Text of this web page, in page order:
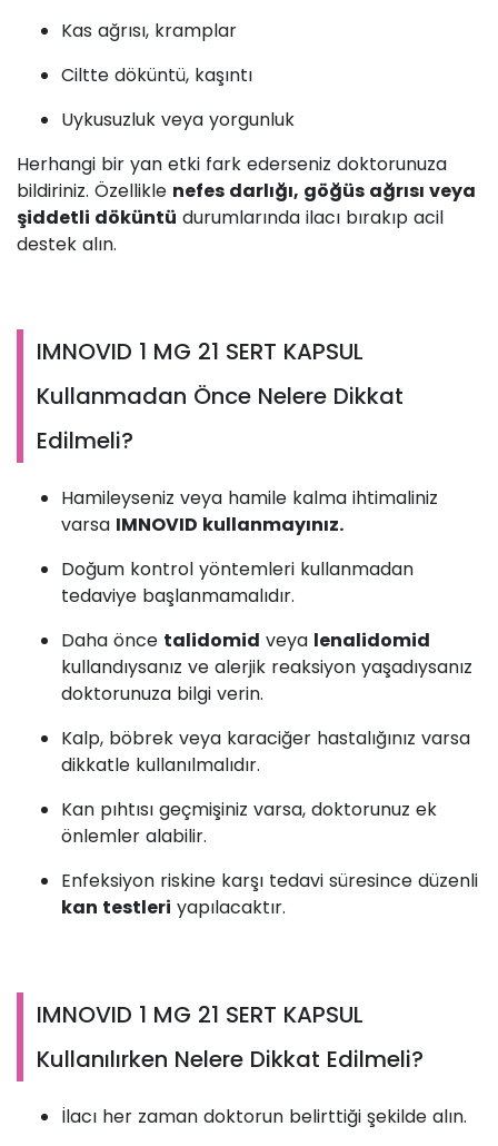
Kas ağrısı, kramplar
Ciltte döküntü, kaşıntı
Uykusuzluk veya yorgunluk
Herhangi bir yan etki fark ederseniz doktorunuza
bildiriniz. Özellikle nefes darlığı, göğüs ağrısı veya
şiddetli döküntü durumlarında ilacı bırakıp acil
destek alın.
IMNOVID 1 MG 21 SERT KAPSUL
Kullanmadan Önce Nelere Dikkat
Edilmeli?
Hamileyseniz veya hamile kalma ihtimaliniz
varsa IMNOVID kullanmayınız.
Doğum kontrol yöntemleri kullanmadan
tedaviye başlanmamalıdır.
Daha önce talidomid veya lenalidomid
kullandıysanız ve alerjik reaksiyon yaşadıysanız
doktorunuza bilgi verin.
Kalp, böbrek veya karaciğer hastalığınız varsa
dikkatle kullanılmalıdır.
Kan pıhtısı geçmişiniz varsa, doktorunuz ek
önlemler alabilir.
Enfeksiyon riskine karşı tedavi süresince düzenli
kan testleri yapılacaktır.
IMNOVID 1 MG 21 SERT KAPSUL
Kullanılırken Nelere Dikkat Edilmeli?
İlacı her zaman doktorun belirttiği şekilde alın.